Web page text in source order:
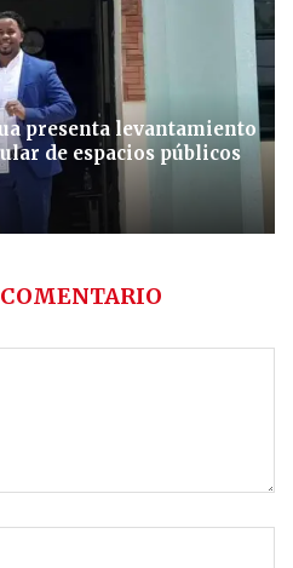
presenta levantamiento
de espacios públicos